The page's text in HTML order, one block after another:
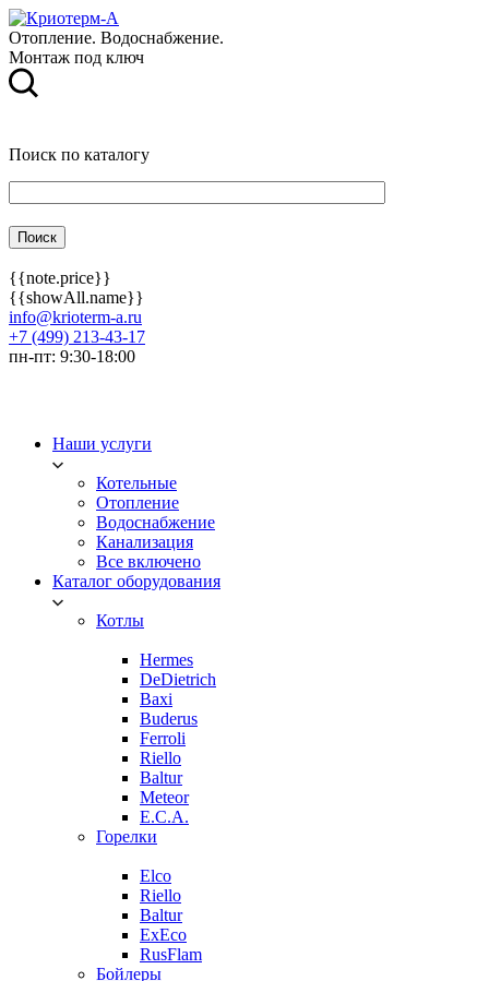
Отопление. Водоснабжение.
Монтаж под ключ
Поиск по каталогу
{{note.price}}
{{showAll.name}}
info@krioterm-a.ru
+7 (499) 213-43-17
пн-пт: 9:30-18:00
Наши услуги
Котельные
Отопление
Водоснабжение
Канализация
Все включено
Каталог оборудования
Котлы
Hermes
DeDietrich
Baxi
Buderus
Ferroli
Riello
Baltur
Meteor
E.C.A.
Горелки
Elco
Riello
Baltur
ExEco
RusFlam
Бойлеры